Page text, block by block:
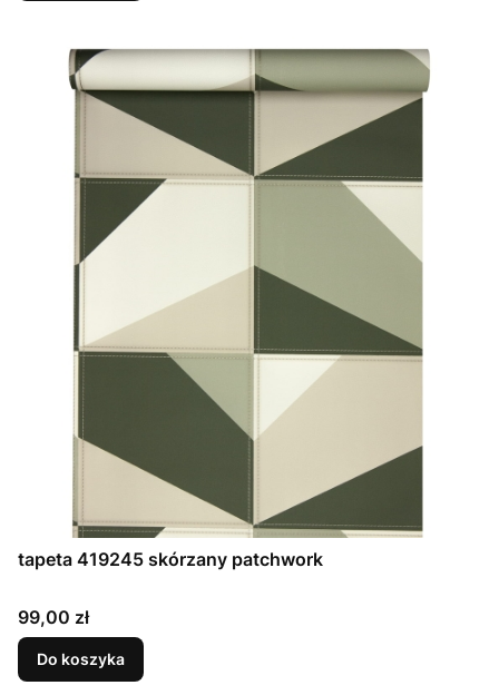
tapeta 419245 skórzany patchwork
Cena
99,00 zł
Do koszyka